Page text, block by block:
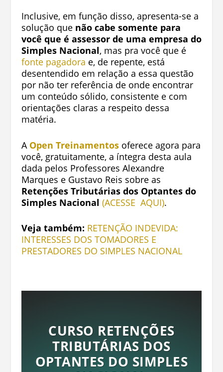
Inclusive, em função disso, apresenta-se a
solução que não cabe somente para
você que é assessor de uma empresa do
Simples Nacional, mas pra você que é
fonte pagadora e, de repente, está
desentendido em relação a essa questão
por não ter referência de onde encontrar
um conteúdo sólido, consistente e com
orientações claras a respeito dessa
matéria.
A Open Treinamentosoferece agora para
você, gratuitamente, a íntegra desta aula
dada pelos Professores Alexandre
Marques e Gustavo Reis sobre as
Retenções Tributárias dos Optantes do
Simples Nacional (ACESSE AQUI).
Veja também: RETENÇÃO INDEVIDA:
INTERESSES DOS TOMADORES E
PRESTADORES DO SIMPLES NACIONAL
CURSO RETENÇÕES
TRIBUTÁRIAS DOS
OPTANTES DO SIMPLES